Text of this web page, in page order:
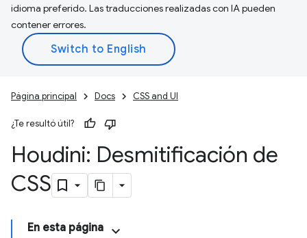
idioma preferido. Las traducciones realizadas con IA pueden
contener errores.
Página principal Docs CSS and UI
¿Te resultó útil?
Houdini: Desmitificación de
CSS
En esta página